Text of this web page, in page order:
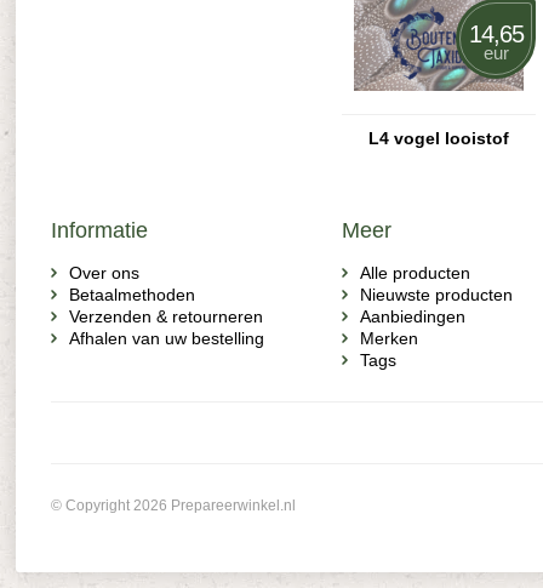
14,65
eur
L4 vogel looistof
Informatie
Over ons
Betaalmethoden
Verzenden & retourneren
Afhalen van uw bestelling
Meer
Alle producten
Nieuwste producten
Aanbiedingen
Merken
Tags
© Copyright 2026 Prepareerwinkel.nl